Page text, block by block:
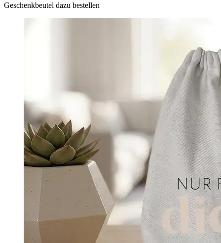
Geschenkbeutel dazu bestellen